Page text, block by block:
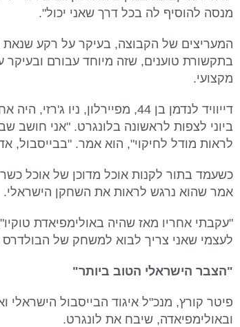
מנסה להוסיף לה בכל דרך שאני יכול".
המעריצים של הקבוצה, בעיקר על רקע שנאת
בתקשורת טוענים, שזה מיוחד עבורם ובעיקר
מקצועי.
ביוני לצפות לראשונה בלונגרט. "אני חושב
לראות מודל לחיקוי", הוא אמר.
אמר שהוא נרגש לראות את השחקן הישראלי.
"עקבתי אחריו מאז שהיה באולימפיאדת
לעצמי שאני צריך לבוא למשחק של הבולדרס
"הצבר הישראלי הטוב ביותר"
ובאולימפיאדה, שיבח את לונגרט.